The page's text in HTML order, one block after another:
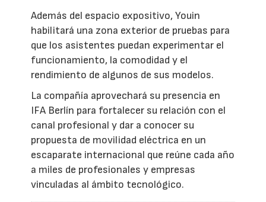
Además del espacio expositivo, Youin
habilitará una zona exterior de pruebas para
que los asistentes puedan experimentar el
funcionamiento, la comodidad y el
rendimiento de algunos de sus modelos.
La compañía aprovechará su presencia en
IFA Berlín para fortalecer su relación con el
canal profesional y dar a conocer su
propuesta de movilidad eléctrica en un
escaparate internacional que reúne cada año
a miles de profesionales y empresas
vinculadas al ámbito tecnológico.